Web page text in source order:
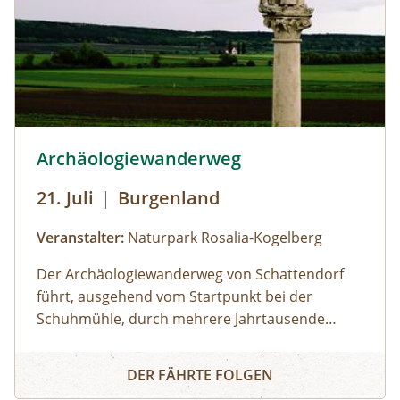
regionalen Schmankerln aus dem Naturpark
sind zu den Öffnungszeiten möglich; Führungen
von Gruppen nach Voranmeldung.
Archäologiewanderweg
21. Juli | Burgenland
Veranstalter: Naturpark Rosalia-Kogelberg
Der Archäologiewanderweg von Schattendorf
führt, ausgehend vom Startpunkt bei der
Schuhmühle, durch mehrere Jahrtausende
Wanderung in und um Schattendorf führt die
Archäologin Manuela Thurner durch die
Archäologiewanderweg
DER FÄHRTE FOLGEN